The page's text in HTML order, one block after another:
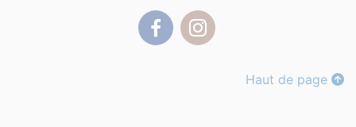
Haut de page